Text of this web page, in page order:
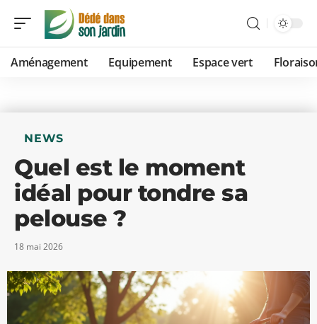
Aménagement Equipement Espace vert
NEWS
Quel est le moment
idéal pour tondre sa
pelouse ?
18 mai 2026